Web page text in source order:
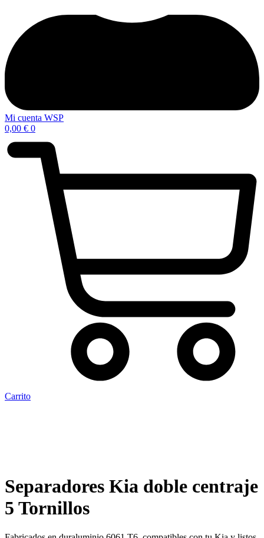
Mi cuenta WSP
0,00 € 0
Carrito
Separadores Kia doble centraje
5 Tornillos